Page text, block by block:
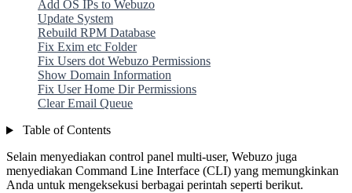
Add OS IPs to Webuzo
Update System
Rebuild RPM Database
Fix Exim etc Folder
Fix Users dot Webuzo Permissions
Show Domain Information
Fix User Home Dir Permissions
Clear Email Queue
Table of Contents
Selain menyediakan control panel multi-user, Webuzo juga
menyediakan Command Line Interface (CLI) yang memungkinkan
Anda untuk mengeksekusi berbagai perintah seperti berikut.